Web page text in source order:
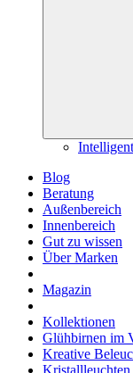
Blog
Beratung
Außenbereich
Innenbereich
Gut zu wissen
Über Marken
Magazin
Kollektionen
Glühbirnen im
Kreative
Kristallleuchten